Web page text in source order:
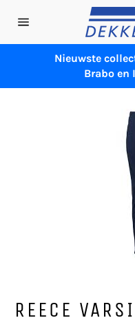
naar
Sitenavigatie
Nieuwste
Brabo en
REECE